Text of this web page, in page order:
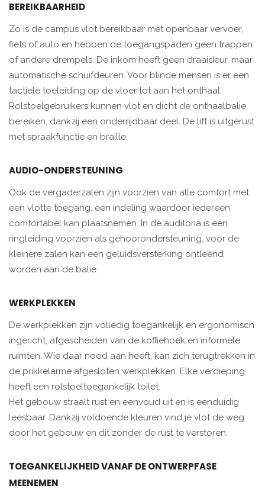
BEREIKBAARHEID
Zo is de campus vlot bereikbaar met openbaar vervoer,
fiets of auto en hebben de toegangspaden geen trappen
of andere drempels. De inkom heeft geen draaideur, maar
automatische schuifdeuren. Voor blinde mensen is er een
tactiele toeleiding op de vloer tot aan het onthaal.
Rolstoelgebruikers kunnen vlot en dicht de onthaalbalie
bereiken, dankzij een onderrijdbaar deel. De lift is uitgerust
met spraakfunctie en braille.
AUDIO-ONDERSTEUNING
Ook de vergaderzalen zijn voorzien van alle comfort met
een vlotte toegang, een indeling waardoor iedereen
comfortabel kan plaatsnemen. In de auditoria is een
ringleiding voorzien als gehoorondersteuning, voor de
kleinere zalen kan een geluidsversterking ontleend
worden aan de balie.
WERKPLEKKEN
De werkplekken zijn volledig toegankelijk en ergonomisch
ingericht, afgescheiden van de koffiehoek en informele
ruimten. Wie daar nood aan heeft, kan zich terugtrekken in
de prikkelarme afgesloten werkplekken. Elke verdieping
heeft een rolstoeltoegankelijk toilet.
Het gebouw straalt rust en eenvoud uit en is eenduidig
leesbaar. Dankzij voldoende kleuren vind je vlot de weg
door het gebouw en dit zonder de rust te verstoren.
TOEGANKELIJKHEID VANAF DE ONTWERPFASE
MEENEMEN